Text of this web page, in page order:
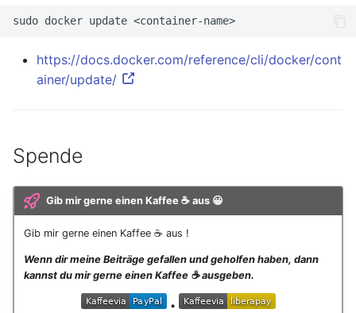
sudo docker update
https://docs.docker.com/reference/cli/docker/cont
ainer/update/
Spende
Gib mir gerne einen Kaffee ☕ aus 😀
Gib mir gerne einen Kaffee ☕ aus !
Wenn dir meine Beiträge gefallen und geholfen haben, dann
kannst du mir gerne einen Kaffee ☕️ ausgeben.
•